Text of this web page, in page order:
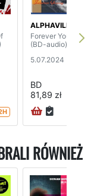
ALPHAVILLE
Forever Young
(BD-audio)
5.07.2024
BD
81,89 zł
RÓWNIEŻ